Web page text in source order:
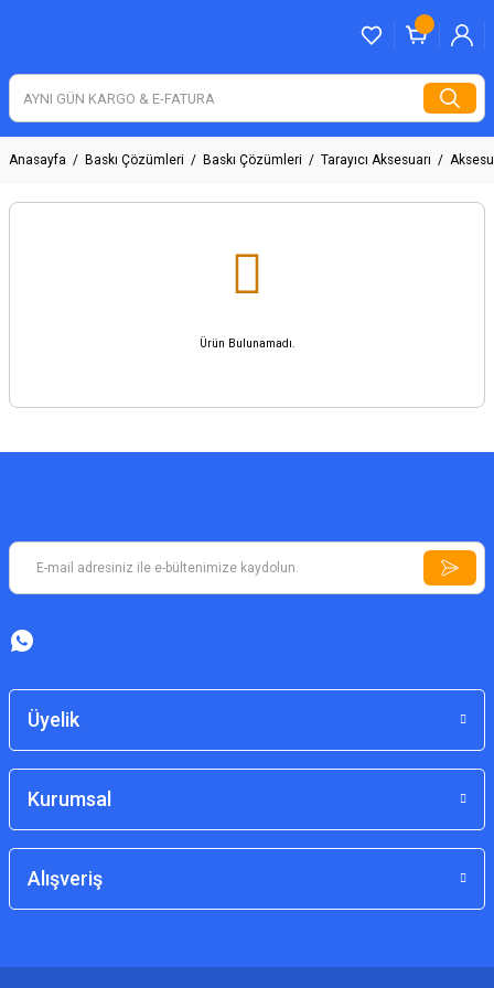
Anasayfa Baskı Çözümleri Baskı Çözümleri Tarayıcı Aksesuarı
Ürün Bulunamadı.
Üyelik
Kurumsal
Alışveriş